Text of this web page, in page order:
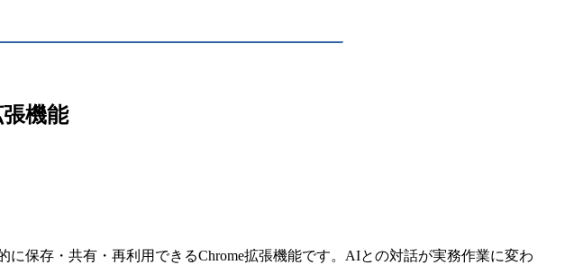
機能
に保存・共有・再利用できるChrome拡張機能です。AIとの対話が実務作業に変わ